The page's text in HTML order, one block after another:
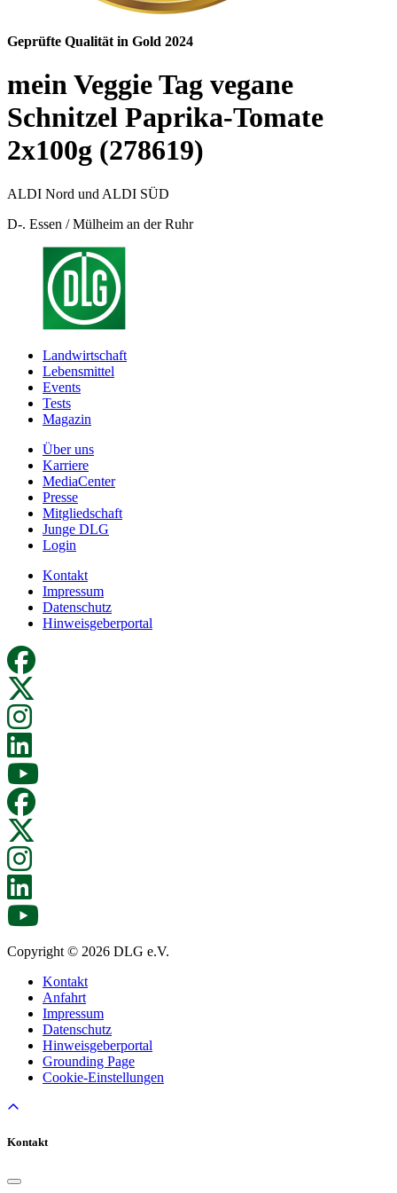
Geprüfte Qualität in Gold 2024
mein Veggie Tag vegane
Schnitzel Paprika-Tomate
2x100g (278619)
ALDI Nord und ALDI SÜD
D-. Essen / Mülheim an der Ruhr
Landwirtschaft
Lebensmittel
Events
Tests
Magazin
Über uns
Karriere
MediaCenter
Presse
Mitgliedschaft
Junge DLG
Login
Kontakt
Impressum
Datenschutz
Hinweisgeberportal
Copyright © 2026 DLG e.V.
Kontakt
Anfahrt
Impressum
Datenschutz
Hinweisgeberportal
Grounding Page
Cookie-Einstellungen
Kontakt